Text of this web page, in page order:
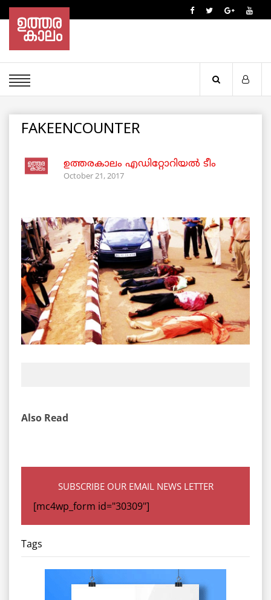
FAKEENCOUNTER
ഉത്തരകാലം എഡിറ്റോറിയല്‍ ടീം
October 21, 2017
Also Read
SUBSCRIBE OUR EMAIL NEWS LETTER
[mc4wp_form id="30309"]
Tags